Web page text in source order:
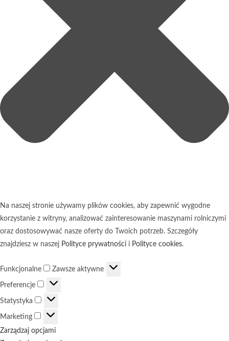
Na naszej stronie używamy plików cookies, aby zapewnić wygodne
korzystanie z witryny, analizować zainteresowanie maszynami rolniczymi
oraz dostosowywać nasze oferty do Twoich potrzeb. Szczegóły
znajdziesz w naszej Polityce prywatności i Polityce cookies.
Funkcjonalne Funkcjonalne
Zawsze aktywne
Preferencje Preferencje
Statystyka Statystyka
Marketing Marketing
Zarządzaj opcjami